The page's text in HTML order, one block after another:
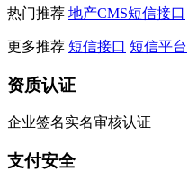
热门推荐 地产CMS短信接口
更多推荐 短信接口 短信平台
资质认证
企业签名实名审核认证
支付安全